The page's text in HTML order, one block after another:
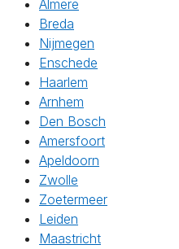
Almere
Breda
Nijmegen
Enschede
Haarlem
Arnhem
Den Bosch
Amersfoort
Apeldoorn
Zwolle
Zoetermeer
Leiden
Maastricht